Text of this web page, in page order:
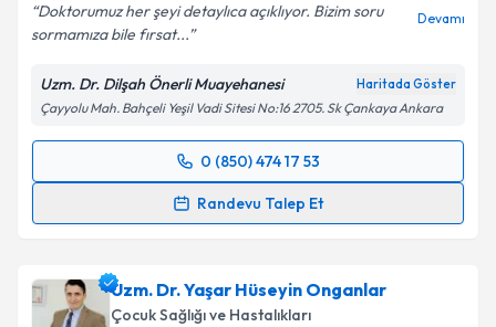
Doktorumuz her şeyi detaylıca açıklıyor. Bizim soru
sormamıza bile fırsat...
Devamı
Uzm. Dr. Dilşah Önerli Muayehanesi Haritada Göster
Çayyolu Mah. Bahçeli Yeşil Vadi Sitesi No:16 2705. Sk Çankaya Ankara
0 (850) 474 17 53
Randevu Talep Et
Randevu Takvimi Talebi
takvim hazırlandığında e-posta ile bilgilendireceğiz.
Uzm. Dr. Yaşar Hüseyin Onganlar
Çocuk Sağlığı ve Hastalıkları